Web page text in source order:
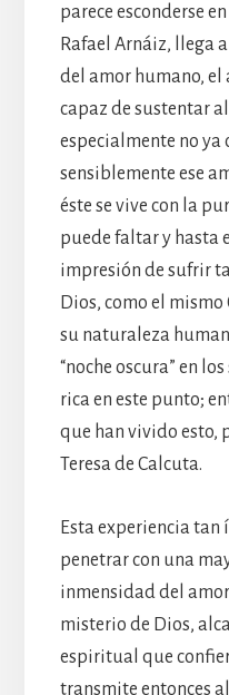
parece esconderse
Rafael Arnáiz, llega
del amor humano, el
capaz de sustentar
especialmente no ya
sensiblemente ese
éste se vive con la
puede faltar y hasta
impresión de sufrir
Dios, como el
su naturaleza
“noche oscura” en
rica en este punto;
que han vivido esto,
Teresa de Calcuta.
Esta experiencia
penetrar con una
inmensidad del
misterio de Dios,
espiritual que
transmite entonces